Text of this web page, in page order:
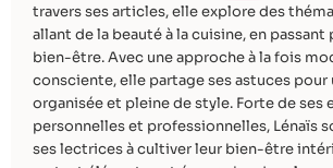
travers ses articles, elle explore des
allant de la beauté à la cuisine, en passant
bien-être. Avec une approche à la fois
consciente, elle partage ses astuces pour
organisée et pleine de style. Forte de ses
personnelles et professionnelles, Lénaïs
ses lectrices à cultiver leur bien-être